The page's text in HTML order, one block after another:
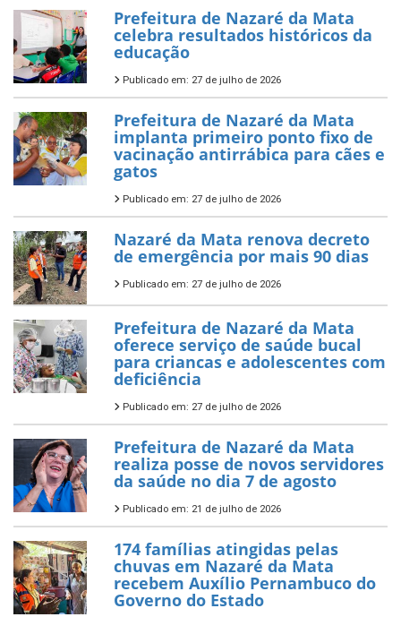
Prefeitura de Nazaré da Mata
celebra resultados históricos da
educação
Publicado em: 27 de julho de 2026
Prefeitura de Nazaré da Mata
implanta primeiro ponto fixo de
vacinação antirrábica para cães e
gatos
Publicado em: 27 de julho de 2026
Nazaré da Mata renova decreto
de emergência por mais 90 dias
Publicado em: 27 de julho de 2026
Prefeitura de Nazaré da Mata
oferece serviço de saúde bucal
para criancas e adolescentes com
deficiência
Publicado em: 27 de julho de 2026
Prefeitura de Nazaré da Mata
realiza posse de novos servidores
da saúde no dia 7 de agosto
Publicado em: 21 de julho de 2026
174 famílias atingidas pelas
chuvas em Nazaré da Mata
recebem Auxílio Pernambuco do
Governo do Estado